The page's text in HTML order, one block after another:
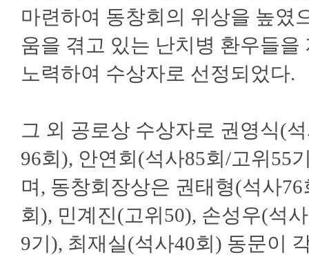
마련하여 동창회의 위상을 높였
움을 겪고 있는 난치병 환우들
노력하여 수상자로 선정되었다.
그 외 공로상 수상자로 권영식(
96회), 안연회(석사85회/고위55
며, 동창회장상은 권태형(석사
회), 민계진(고위50), 손성우(석
9기), 최재실(석사40회) 동문이